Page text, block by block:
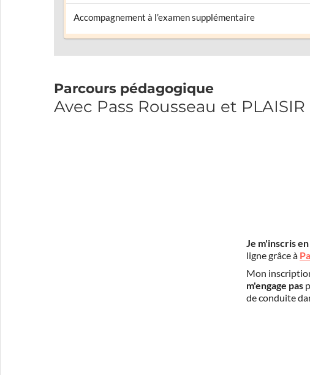
Accompagnement à l’examen supplémentaire
Parcours pédagogique
Avec Pass Rousseau et
Je m'inscris
ligne grâce à
Mon
m'engage pas
de conduite